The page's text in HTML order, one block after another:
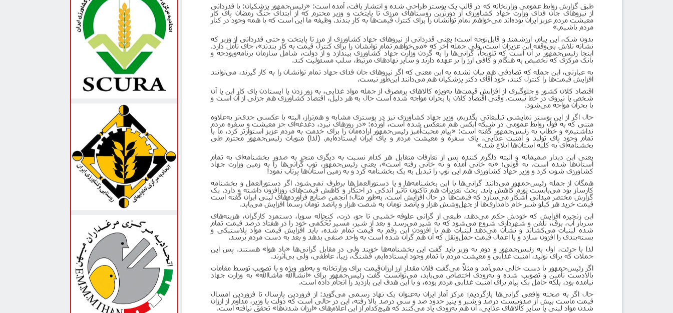
طبق گزارش روابط عمومی وزارتخانه که در قالب یک پوستر طراحی شده و انتشار یافت، آمده است: «رئیس‌جمهور پزشکیان: با قدردانی
از نیروهای جان فدای وزارت جهاد کشاورزی از دورترین روستاهای مرزی تا پایتخت و وزیر محترم که از ابتدای جنگ رمضان پای کار
معیشت مردم عزیز ایران بوده‌اند می‌خواهم تمام توانشان را برای کنترل قیمت‌ها به کار بندند. وظیفه ما این است که با همه وجود در کنار
مردم باشیم.»
بدون شک، این پیام، ارزشمند و قابل‌توجه است؛ یعنی قدردانی از نیروهای جهاد کشاورزی از مرز تا پایتخت و حتی قدردانی از وزیر که
نشانه تلاش بی‌وقفه این عزیزان است، ولی جمله آخر که «می‌خواهم تمام توانشان را برای کنترل قیمت به کار بندند»، جای تأمل دارد.
اینجا رئیس‌جمهور بر آن است که تلویحاً، گرانی‌ها را به گردن وزارت جهاد کشاورزی بیندازد و از دولت، شامل سازمان برنامه‌وبودجه و
بانک مرکزی که تخصیص به هنگام و کافی ارز را بر عهده دارند و سایر نهادهای مرتبط، سلب مسئولیت کند.
به عبارتی، این جمله که تصادفی هم بیان نشده به این معنی که اگر نیروهای جان فدای جهاد تمام توانشان را به کار گیرند، می‌توانند
افزایش قیمت‌ها را کنترل کنند، خود آقای دکتر پزشکیان هم می‌دانند این‌طور نیست.
اقتصاد کلان کشور و جلوگیری از افزایش قیمت‌ها به‌ویژه کالاهای پرمصرف از جمله مواد غذایی، به زور زدن یا ایستادن پای کار این یا آن
شخص یا نیروی در خط نیست. وقتی اقتصاد کلان با بحران مواجه شده است حال به هر دلیل، اقتصاد کشاورزی هم جزئی از آن است و
با بحران مواجه می‌شود.
حال اگر از این پوستر نمایشی تبلیغاتی بگذریم، وزیر جهاد کشاورزی نیز در پوستری مشابه و هم‌تراز، البته با عکسی جدی‌تر به‌علاوه
متنی که به قول روابط عمومی در شبکه ایکس هم منعکس شده است، آورده: «در روزهای نبرد، دغدغه‌ای جز معیشت و سفره مردم
نداشتیم» و خطاب به رئیس‌جمهور گفته است: «پیام محبت‌آمیز رئیس‌جمهور اراده‌مان را برای خدمت به مردم عزیز استوارتر کرد، ما با
تمام وجود پای تولید و امنیت غذایی، پای سفره و معیشت مردم و پای ایران ایستاده‌ایم. (لذا) منویات رئیس‌جمهور محترم طی
بخشنامه‌ای به کلیه استان‌ها ابلاغ شد.»
یعنی این دیدار صمیمانه و البته دلگرم کننده پس از تعارفات متقابل هر کدام نسبت به دیگری منجر به صدور بخشنامه‌ای به تمام
استان‌ها شده است. به قولی؛ «نه خانی آمده و نه خانی رفته است»، یعنی رئیس‌جمهور، توپ گرانی‌ها را به زمین وزارت جهاد
کشاورزی شوت کرد و وزیر جهاد کشاورزی هم این توپ را تبدیل به یک بخشنامه کرد و به زمین استان‌ها پرتاب نمود!
همگان از جمله رئیس‌جمهور می‌دانند گرانی‌ها با این بخشنامه‌ها و یا دستورالعمل‌ها برطرف نمی‌شود. اگر دستورالعمل و بخشنامه
کارساز بود می‌بایست تورم کاهش یابد. بحث تعزیرات هم تاکنون تأثیر اندکی در احتکار و کاهش قیمت‌های روزافزون داشته و دارد. یک
گزارش مختصر میدانی آشکار می‌سازد که قیمت‌ها در حال افزایش است. به‌طور مثال؛ انجمن صنایع فرآورده‌های لبنی ایران گفته است
قیمت خرید هر کیلو شیر خام دامداری‌ها از چهل‌وشش هزار و پانصد تومان به شصت هزار و پانصد تومان رسماً افزایش می‌یابد.
این زنجیره افزایش که خودش حکم می‌دهد، طبعی از گرانی علوفه خشبی تا جو، ذرت، کنجاله سویا، دستمزد کارگران، هزینه‌های
سربار آب، برق، تلفن و شهرداری شروع می‌شود که به شیر می‌رسد و بعد از شیر، مسیر تَحَکُمی خود را در هفتاد درصد قیمت تمام
شده لبنیات می‌کشاند و نشان می‌دهد لبنیات هم با افزودن این رقم به قیمت تمام شده، باید افزایش قیمت مواد پلاستیکی و
بسته‌بندی را افزون سازد و با اعمال قیمت حمل‌ونقل که آن هم گران شده است به واحد صنفی بدهد و بعد به دست مردم برسد.
لذا با جرئت، اول به رئیس‌جمهور و دوم به وزیر باید گفت این بخشنامه‌ها خویند ولی در مقابل گرانی‌ها «باد هوا»هستند. پس این
جملات که برای تولید، امنیت غذایی و معیشت مردم با تمام وجود ایستاده‌ایم، قشنگ، زیبا، عاطفی، ولی بی‌اثرند.
اگر رئیس‌جمهور با دست خالی نمی‌آمد و مثلاً می‌گفت فلان مقدار ارز ارزان‌قیمت برای وزارتخانه و به‌طور ویژه و با تصویب توسط مقامات
بالادست تأمین و تصویب شده و به‌زودی اختصاص می‌یابد، می‌توانست گفت رئیس‌جمهور برای «انشاالله ماشاالله» به وزارت جهاد
نیامده بود، بلکه حامل یک پیام برای امنیت غذایی مردم بوده، و با این هدف این بازدید را انجام داده است.
حال اگر به صحنه واقعی گرانی‌ها بازگردیم؛ مرکز آمار ایران به‌عنوان یک نهاد رسمی می‌گوید: از فروردین پارسال تا فروردین امسال
قیمت ماست بیش از صدوبیست درصد و شیر و پنیر حدود صد و سی درصد بالا رفته، این در حالی است که دولت یا وزیر، مداوم از ارزان
شدن مواد لبنی یا سایر کالاهای غذایی، آن هم به‌زودی یاد می‌کنند که هیچ‌کدام از این اعلام‌های«ارزان شدن‌ها» تحقق نیافته است.